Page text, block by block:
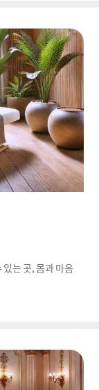
는 곳, 몸과 마음